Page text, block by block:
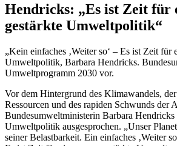
Hendricks: „Es ist Zeit für
gestärkte Umweltpolitik“
„Kein einfaches ‚Weiter so‘ – Es ist Zeit für
Umweltpolitik, Barbara Hendricks.
Umweltprogramm 2030 vor.
Vor dem Hintergrund des Klimawandels,
Ressourcen und des rapiden Schwunds der
Bundesumweltministerin Barbara
Umweltpolitik ausgesprochen. „Unser
seiner Belastbarkeit. Ein einfaches ‚Weiter